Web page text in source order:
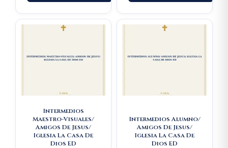
Intermedios
Maestro-Visuales/
Amigos De Jesus/
Iglesia La Casa De
Dios ED
Original
price
Current
Intermedios Alumno/
Amigos De Jesus/
Iglesia La Casa De
Dios ED